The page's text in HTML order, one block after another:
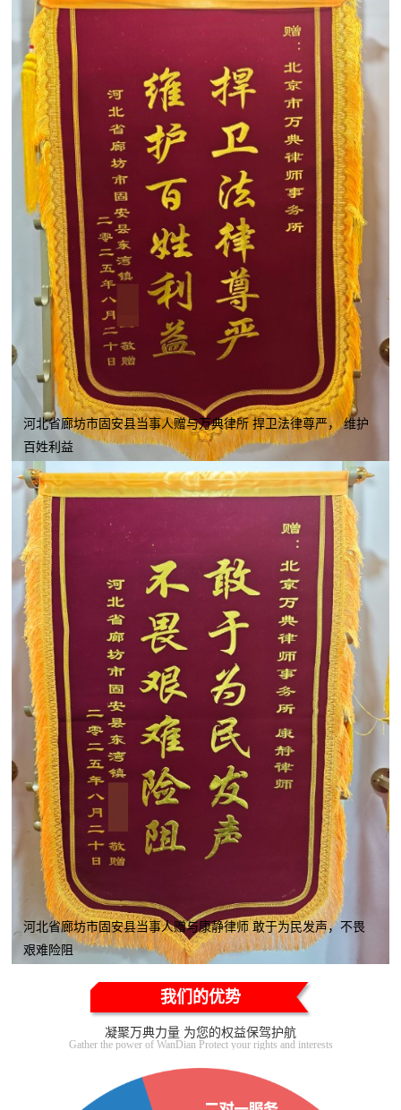
河北省廊坊市固安县当事人赠与万典律所 捍卫法律尊严， 维护
百姓利益
河北省廊坊市固安县当事人赠与康静律师 敢于为民发声，不畏
艰难险阻
我们的优势
凝聚万典力量 为您的权益保驾护航
Gather the power of WanDian Protect your rights and interests